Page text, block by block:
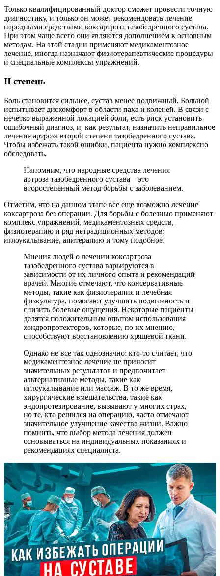
Только квалифицированный доктор сможет провести точную
диагностику, и только он может рекомендовать лечение
народными средствами коксартроза тазобедренного сустава.
При этом чаще всего они являются дополнением к основным
методам. На этой стадии применяют медикаментозное
лечение, иногда назначают физиотерапевтические процедуры
и специальные комплексы упражнений.
II степень
Боль становится сильнее, сустав менее подвижный. Больной
испытывает дискомфорт в области паха и коленей. В связи с
нечетко выраженной локацией боли, есть риск установить
ошибочный диагноз, и, как результат, назначить неправильное
лечение артроза второй степени тазобедренного сустава.
Чтобы избежать такой ошибки, пациента нужно комплексно
обследовать.
Напомним, что народные средства лечения
артроза тазобедренного сустава – это
второстепенный метод борьбы с заболеванием.
Отметим, что на данном этапе все еще возможно лечение
коксартроза без операции. Для борьбы с болезнью применяют
комплекс упражнений, медикаментозных средств,
физиотерапию и ряд нетрадиционных методов:
иглоукалывание, апитерапию и тому подобное.
Мнения людей о лечении коксартроза
тазобедренного сустава варьируются в
зависимости от их личного опыта и рекомендаций
врачей. Многие отмечают, что консервативные
методы, такие как физиотерапия и лечебная
физкультура, помогают улучшить подвижность и
снизить болевые ощущения. Некоторые пациенты
делятся положительным опытом использования
хондропротекторов, которые, по их мнению,
способствуют восстановлению хрящевой ткани.
Однако не все так однозначно: кто-то считает, что
медикаментозное лечение не приносит
значительных результатов и предпочитает
альтернативные методы, такие как
иглоукалывание или массаж. В то же время,
хирургические вмешательства, такие как
эндопротезирование, вызывают у многих страх,
но те, кто решился на операцию, часто отмечают
значительное улучшение качества жизни. Важно
помнить, что выбор метода лечения должен
основываться на индивидуальных показаниях и
рекомендациях специалиста.